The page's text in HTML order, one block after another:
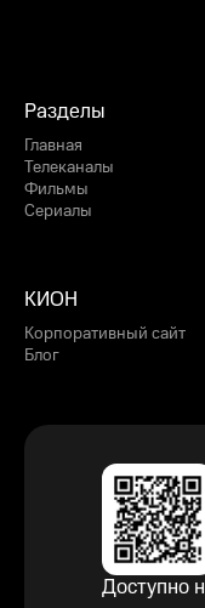
Разделы
Главная
Телеканалы
Фильмы
Сериалы
КИОН
Корпоративный сайт
Блог
Доступно